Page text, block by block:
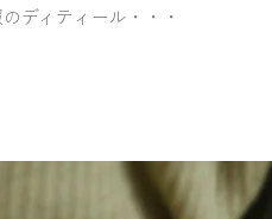
ディティール・・・